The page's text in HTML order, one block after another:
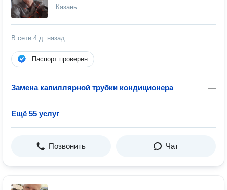
Казань
В сети 4 д. назад
Паспорт проверен
Замена капиллярной трубки кондиционера —
Ещё 55 услуг
Позвонить Чат